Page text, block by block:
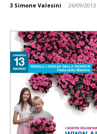
3 Simone Valesini - 26/09/2013